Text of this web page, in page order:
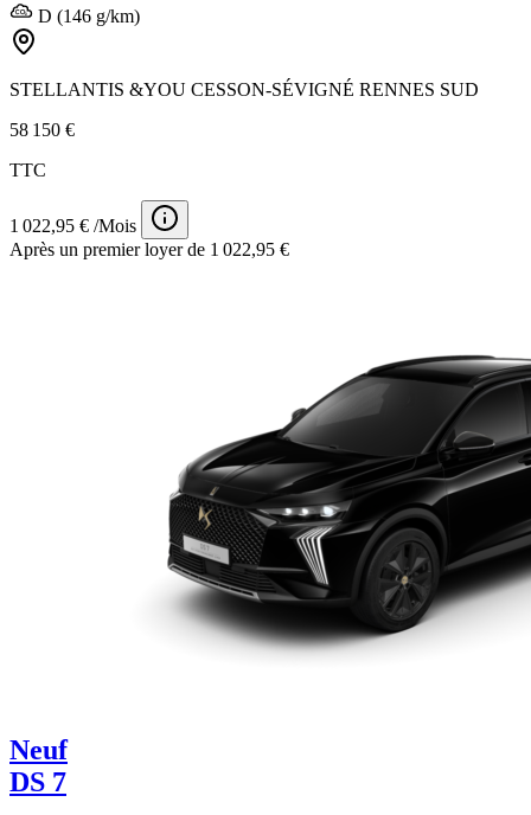
D (146 g/km)
STELLANTIS &YOU CESSON-SÉVIGNÉ RENNES SUD
58 150 €
TTC
1 022,95 € /Mois
Après un premier loyer de 1 022,95 €
Neuf
DS 7